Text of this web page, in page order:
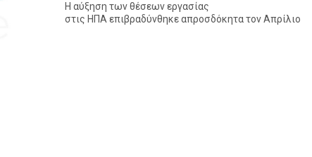
Η αύξηση των θέσεων εργασίας
στις ΗΠΑ επιβραδύνθηκε απροσδόκητα τον Απρίλιο